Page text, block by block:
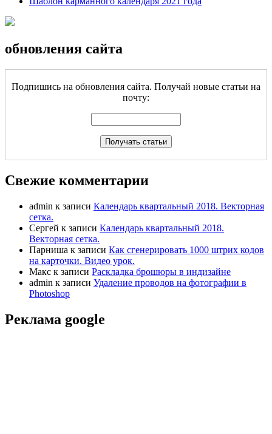
обновления сайта
Подпишись на обновления сайта. Получай новые статьи на
почту:
Свежие комментарии
admin к записи Календарь квартальный 2018. Векторная
сетка.
Сергей к записи Календарь квартальный 2018.
Векторная сетка.
Парниша к записи Как сгенерировать 1000 штрих кодов
на карточки. Видео урок.
Макс к записи Раскладка брошюры в индизайне
admin к записи Удаление проводов на фотографии в
Photoshop
Реклама google